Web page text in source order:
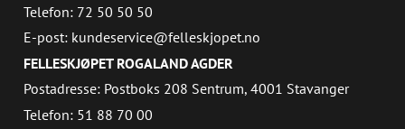
Telefon: 72 50 50 50
E-post: kundeservice@felleskjopet.no
FELLESKJØPET ROGALAND AGDER
Postadresse: Postboks 208 Sentrum, 4001 Stavanger
Telefon: 51 88 70 00